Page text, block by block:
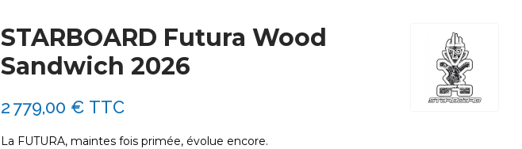
STARBOARD Futura Wood
Sandwich 2026
2 779,00 € TTC
La FUTURA, maintes fois primée, évolue encore.